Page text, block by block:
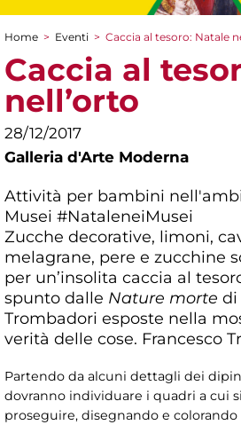
Tu sei qui
Home > Eventi > Caccia al tesoro: Natale
Caccia al
nell’orto
28/12/2017
Galleria d'Arte Moderna
Attività per bambini
Musei #NataleneiMusei
Zucche decorative, limoni,
melagrane, pere e zucchine
per un’insolita caccia al
spunto dalle Nature morte di
Trombadori esposte nella
verità delle cose. Francesco
Partendo da alcuni dettagli dei
dovranno individuare i quadri a cui
proseguire, disegnando e colorando